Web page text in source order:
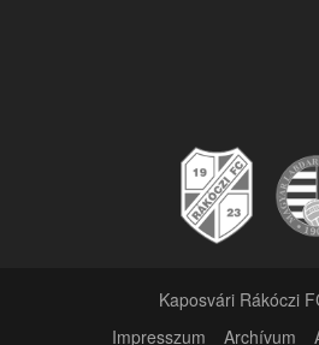
Kaposvári Rákóczi
Impresszum
Archívum